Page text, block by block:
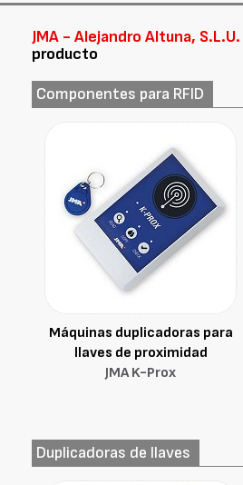
JMA - Alejandro Altuna, S.L.U.
producto
Componentes para RFID
Máquinas duplicadoras para
llaves de proximidad
JMA K-Prox
Duplicadoras de llaves